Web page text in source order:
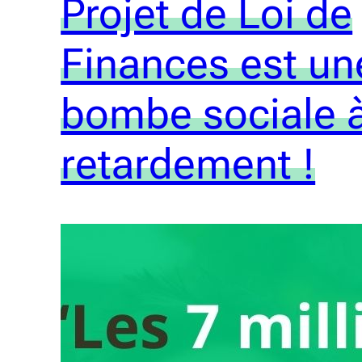
Projet de Loi de
Finances est
bombe sociale
retardement !